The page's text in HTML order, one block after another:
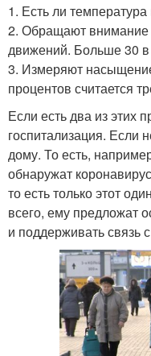
1. Есть ли
2. Обращают внимание
движений. Больше 30
3. Измеряют
процентов считается
Если есть два из этих
госпитализация. Если
дому. То есть,
обнаружат
то есть только этот
всего, ему предложат
и поддерживать связь